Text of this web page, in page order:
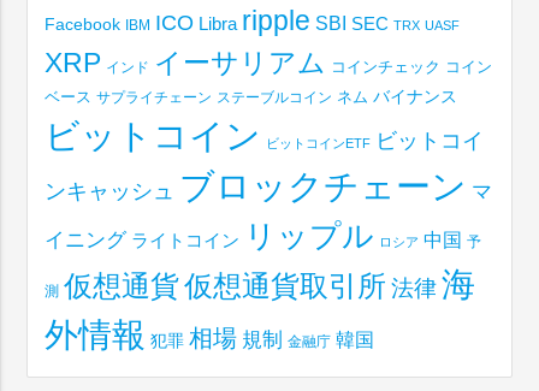
Facebook IBM ICO Libra ripple SBI SEC TRX UASF
XRP インド イーサリアム コインチェック コイン
ベース サプライチェーン ステーブルコイン ネム バイナンス
ビットコイン ビットコインETF ビットコイ
ンキャッシュ ブロックチェーン マ
イニング ライトコイン リップル ロシア 中国 予
測 仮想通貨仮想通貨取引所 法律 海
外情報 犯罪 相場 規制 金融庁 韓国